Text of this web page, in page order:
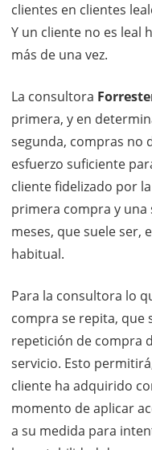
clientes en clientes
Y un cliente no es leal
más de una vez.
La consultora
primera, y en
segunda, compras no
esfuerzo suficiente
cliente fidelizado por
primera compra y una
meses, que suele ser,
habitual.
Para la consultora lo
compra se repita, que
repetición de compra
servicio. Esto
cliente ha adquirido
momento de aplicar
a su medida para